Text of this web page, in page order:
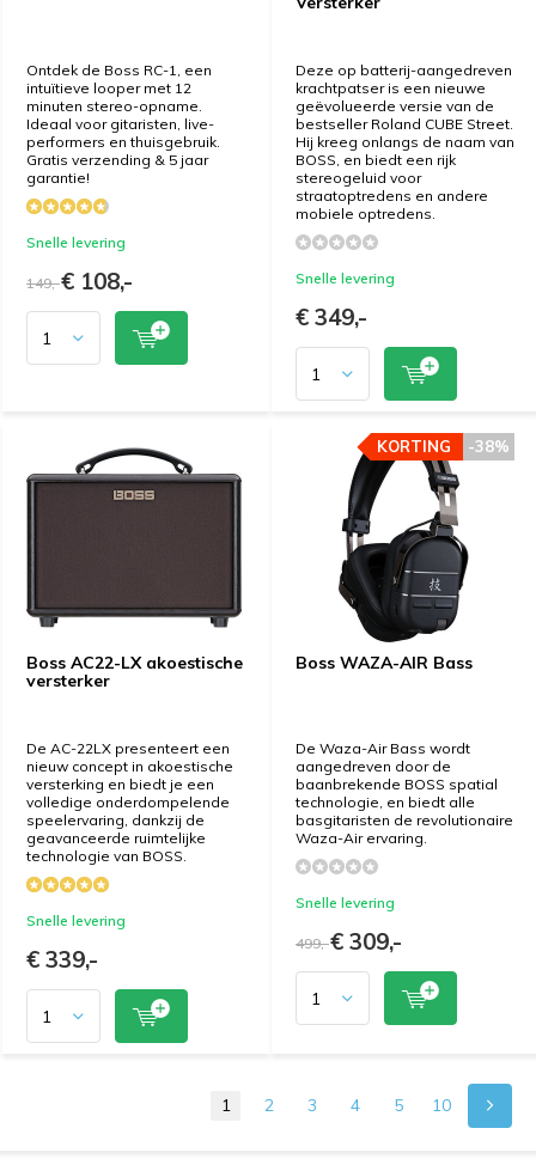
Ontdek de Boss RC-1, een
intuïtieve looper met 12
minuten stereo-opname.
Ideaal voor gitaristen, live-
performers en thuisgebruik.
Gratis verzending & 5 jaar
garantie!
Snelle levering
149,-€ 108,-
Deze op batterij-aangedreven
krachtpatser is een nieuwe
geëvolueerde versie van de
bestseller Roland CUBE Street.
Hij kreeg onlangs de naam van
BOSS, en biedt een rijk
stereogeluid voor
straatoptredens en andere
mobiele optredens.
Snelle levering
€ 349,-
Boss AC22-LX akoestische
versterker
De AC-22LX presenteert een
nieuw concept in akoestische
versterking en biedt je een
volledige onderdompelende
speelervaring, dankzij de
geavanceerde ruimtelijke
technologie van BOSS.
Snelle levering
€ 339,-
Boss WAZA-AIR Bass
De Waza-Air Bass wordt
aangedreven door de
baanbrekende BOSS spatial
technologie, en biedt alle
basgitaristen de revolutionaire
Waza-Air ervaring.
Snelle levering
-38%
KORTING
499,-€ 309,-
-38%
KORTING
1 2 3 4 5 10